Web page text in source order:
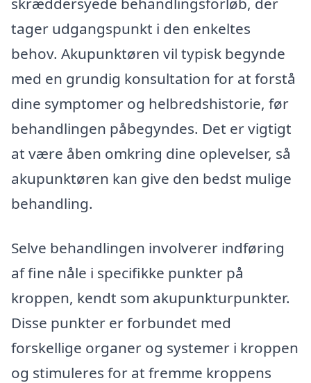
tager udgangspunkt i den enkeltes
behov. Akupunktøren vil typisk begynde
med en grundig konsultation for at forstå
dine symptomer og helbredshistorie, før
behandlingen påbegyndes. Det er vigtigt
at være åben omkring dine oplevelser, så
akupunktøren kan give den bedst mulige
behandling.
Selve behandlingen involverer indføring
af fine nåle i specifikke punkter på
kroppen, kendt som akupunkturpunkter.
Disse punkter er forbundet med
forskellige organer og systemer i kroppen
og stimuleres for at fremme kroppens